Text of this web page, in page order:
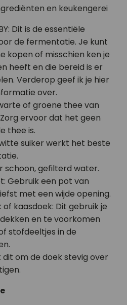
en keukengerei
Dit is de essentiële
de fermentatie. Je kunt
kopen of misschien ken je
heeft en die bereid is er
Verderop geef ik je hier
over.
of groene thee van
ervoor dat het geen
thee is.
suiker werkt het beste
schoon, gefilterd water.
Gebruik een pot van
met een wijde opening.
kaasdoek: Dit gebruik je
en te voorkomen
stofdeeltjes in de
dit om de doek stevig over